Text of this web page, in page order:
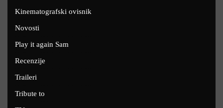
Kinematografski ovisnik
Novosti
Play it again Sam
Recenzije
Traileri
Tribute to